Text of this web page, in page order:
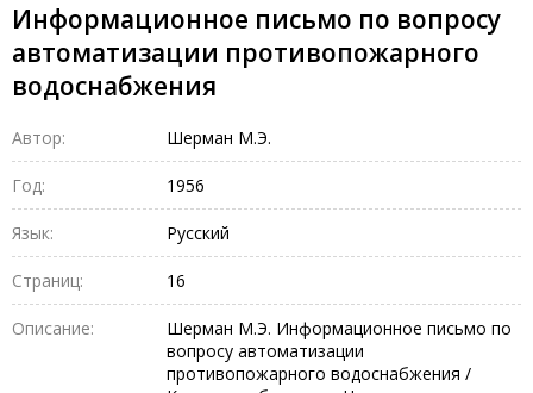
Информационное письмо по вопросу
автоматизации противопожарного
водоснабжения
Автор: Шерман М.Э.
Год: 1956
Язык: Русский
Страниц: 16
Описание:
Шерман М.Э. Информационное письмо по
вопросу автоматизации
противопожарного водоснабжения /